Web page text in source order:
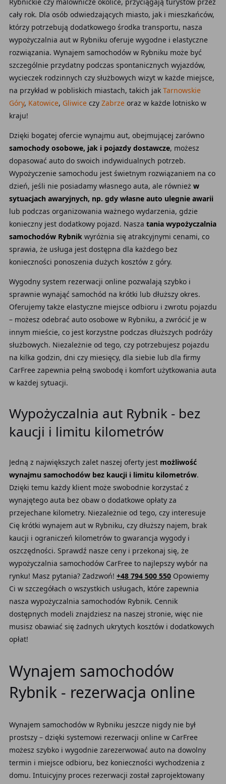
cały rok. Dla osób odwiedzających miasto, jak i mieszkańców,
którzy potrzebują dodatkowego środka transportu, nasza
wypożyczalnia aut w Rybniku oferuje wygodne i elastyczne
rozwiązania. Wynajem samochodów w Rybniku może być
szczególnie przydatny podczas spontanicznych wyjazdów,
wycieczek rodzinnych czy służbowych wizyt w każde miejsce,
na przykład w pobliskich miastach, takich jak Tarnowskie
Góry, Katowice, Gliwiceczy Zabrzeoraz w każde lotnisko w
kraju!
Dzięki bogatej ofercie wynajmu aut, obejmującej zarówno
samochody osobowe, jak i pojazdy dostawcze, możesz
dopasować auto do swoich indywidualnych potrzeb.
Wypożyczenie samochodu jest świetnym rozwiązaniem na co
dzień, jeśli nie posiadamy własnego auta, ale również w
sytuacjach awaryjnych, np. gdy własne auto ulegnie awarii
lub podczas organizowania ważnego wydarzenia, gdzie
konieczny jest dodatkowy pojazd. Nasza tania wypożyczalnia
samochodów Rybnikwyróżnia się atrakcyjnymi cenami, co
sprawia, że usługa jest dostępna dla każdego bez
konieczności ponoszenia dużych kosztów z góry.
Wygodny system rezerwacji online pozwalają szybko i
sprawnie wynająć samochód na krótki lub dłuższy okres.
Oferujemy także elastyczne miejsce odbioru i zwrotu pojazdu
– możesz odebrać auto osobowe w Rybniku, a zwrócić je w
innym mieście, co jest korzystne podczas dłuższych podróży
służbowych. Niezależnie od tego, czy potrzebujesz pojazdu
na kilka godzin, dni czy miesięcy, dla siebie lub dla firmy
CarFree zapewnia pełną swobodę i komfort użytkowania auta
w każdej sytuacji.
Wypożyczalnia aut Rybnik - bez
kaucji i limitu kilometrów
Jedną z największych zalet naszej oferty jest możliwość
wynajmu samochodów bez kaucji i limitu kilometrów.
Dzięki temu każdy klient może swobodnie korzystać z
wynajętego auta bez obaw o dodatkowe opłaty za
przejechane kilometry. Niezależnie od tego, czy interesuje
Cię krótki wynajem aut w Rybniku, czy dłuższy najem, brak
kaucji i ograniczeń kilometrów to gwarancja wygody i
oszczędności. Sprawdź nasze ceny i przekonaj się, że
wypożyczalnia samochodów CarFree to najlepszy wybór na
rynku! Masz pytania? Zadzwoń! +48 794 500 550Opowiemy
Ci w szczegółach o wszystkich usługach, które zapewnia
nasza wypożyczalnia samochodów Rybnik. Cennik
dostępnych modeli znajdziesz na naszej stronie, więc nie
musisz obawiać się żadnych ukrytych kosztów i dodatkowych
opłat!
Wynajem samochodów
Rybnik - rezerwacja online
Wynajem samochodów w Rybniku jeszcze nigdy nie był
prostszy – dzięki systemowi rezerwacji online w CarFree
możesz szybko i wygodnie zarezerwować auto na dowolny
termin i miejsce odbioru, bez konieczności wychodzenia z
domu. Intuicyjny proces rezerwacji został zaprojektowany